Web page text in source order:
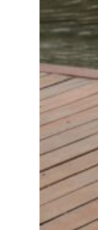
FAQ